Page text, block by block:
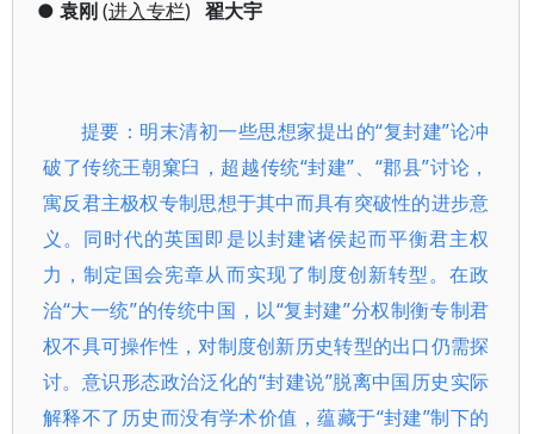
● 袁刚(进入专栏) 翟大宇
提要：明末清初一些思想家提出的“复封建”论冲
破了传统王朝窠臼，超越传统“封建”、“郡县”讨论，
寓反君主极权专制思想于其中而具有突破性的进步意
义。同时代的英国即是以封建诸侯起而平衡君主权
力，制定国会宪章从而实现了制度创新转型。在政
治“大一统”的传统中国，以“复封建”分权制衡专制君
权不具可操作性，对制度创新历史转型的出口仍需探
讨。意识形态政治泛化的“封建说”脱离中国历史实际
解释不了历史而没有学术价值，蕴藏于“封建”制下的